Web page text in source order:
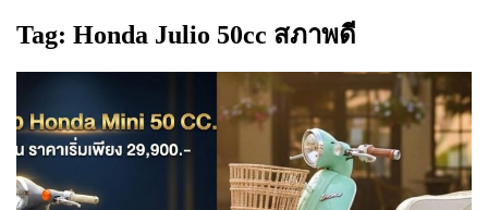
Tag: Honda Julio 50cc สภาพดี